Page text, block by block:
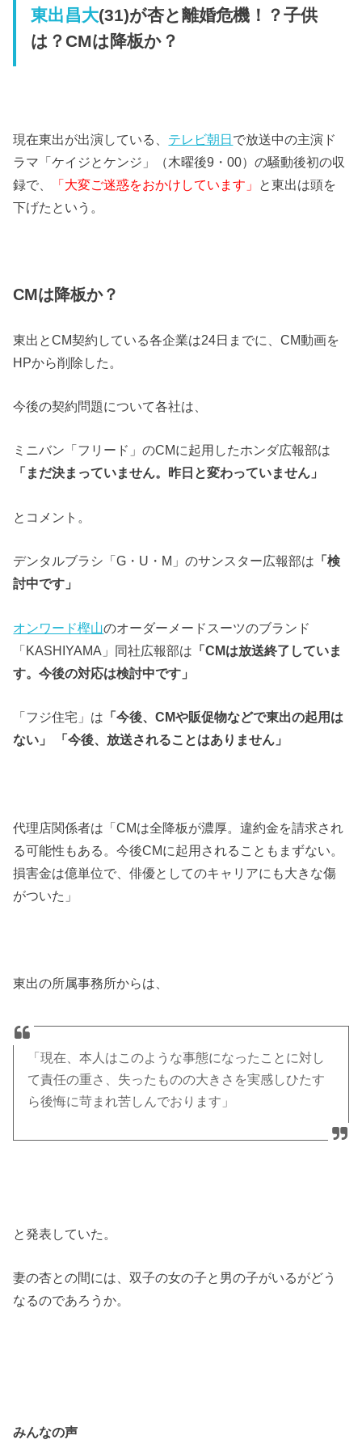
東出昌大(31)が杏と離婚危機！？子供
は？CMは降板か？
現在東出が出演している、 テレビ朝日で放送中の主演ド
ラマ「ケイジとケンジ」（木曜後9・00）の騒動後初の収
録で、
「大変ご迷惑をおかけしています」 と東出は頭を
下げたという。
CMは降板か？
東出とCM契約している各企業は24日までに、CM動画を
HPから削除した。
今後の契約問題について各社は、
ミニバン「フリード」のCMに起用したホンダ広報部は
「まだ決まっていません。昨日と変わっていません」
とコメント。
デンタルブラシ「G・U・M」のサンスター広報部は 「検
討中です」
オンワード樫山のオーダーメードスーツのブランド
「KASHIYAMA」同社広報部は 「CMは放送終了していま
す。今後の対応は検討中です」
「フジ住宅」は 「今後、CMや販促物などで東出の起用は
ない」 「今後、放送されることはありません」
代理店関係者は「CMは全降板が濃厚。違約金を請求され
る可能性もある。今後CMに起用されることもまずない。
損害金は億単位で、俳優としてのキャリアにも大きな傷
がついた」
東出の所属事務所からは、
「現在、本人はこのような事態になったことに対し
て責任の重さ、失ったものの大きさを実感しひたす
ら後悔に苛まれ苦しんでおります」
と発表していた。
妻の杏との間には、双子の女の子と男の子がいるがどう
なるのであろうか。
みんなの声